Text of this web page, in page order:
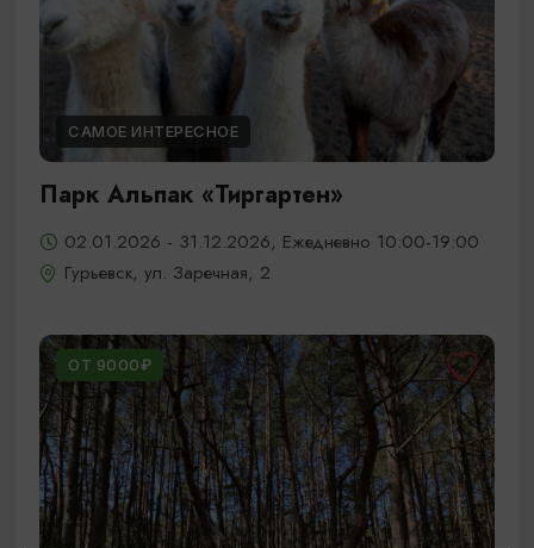
САМОЕ ИНТЕРЕСНОЕ
Парк Альпак «Тиргартен»
02.01.2026 - 31.12.2026, Ежедневно 10:00-19:00
Гурьевск, ул. Заречная, 2
ОТ 9000₽